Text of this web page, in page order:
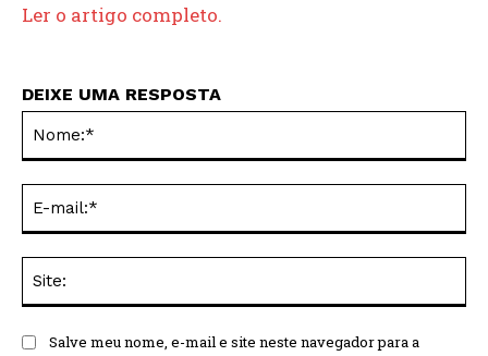
Ler o artigo completo.
DEIXE UMA RESPOSTA
Salve meu nome, e-mail e site neste navegador para a